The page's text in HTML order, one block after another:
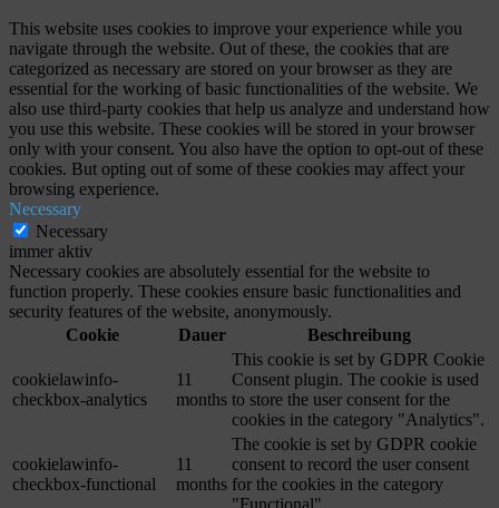
This website uses cookies to improve your experience while you
navigate through the website. Out of these, the cookies that are
categorized as necessary are stored on your browser as they are
essential for the working of basic functionalities of the website. We
also use third-party cookies that help us analyze and understand how
you use this website. These cookies will be stored in your browser
only with your consent. You also have the option to opt-out of these
cookies. But opting out of some of these cookies may affect your
browsing experience.
Necessary
Necessary
immer aktiv
Necessary cookies are absolutely essential for the website to
function properly. These cookies ensure basic functionalities and
security features of the website, anonymously.
Cookie
Dauer Beschreibung
cookielawinfo-
checkbox-analytics
11
months
This cookie is set by GDPR Cookie
Consent plugin. The cookie is used
to store the user consent for the
cookies in the category "Analytics".
cookielawinfo-
checkbox-functional
11
months
The cookie is set by GDPR cookie
consent to record the user consent
for the cookies in the category